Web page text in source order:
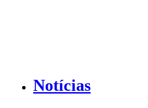
Notícias